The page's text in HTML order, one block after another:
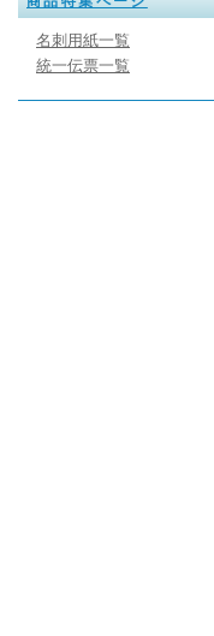
名刺用紙一覧
統一伝票一覧